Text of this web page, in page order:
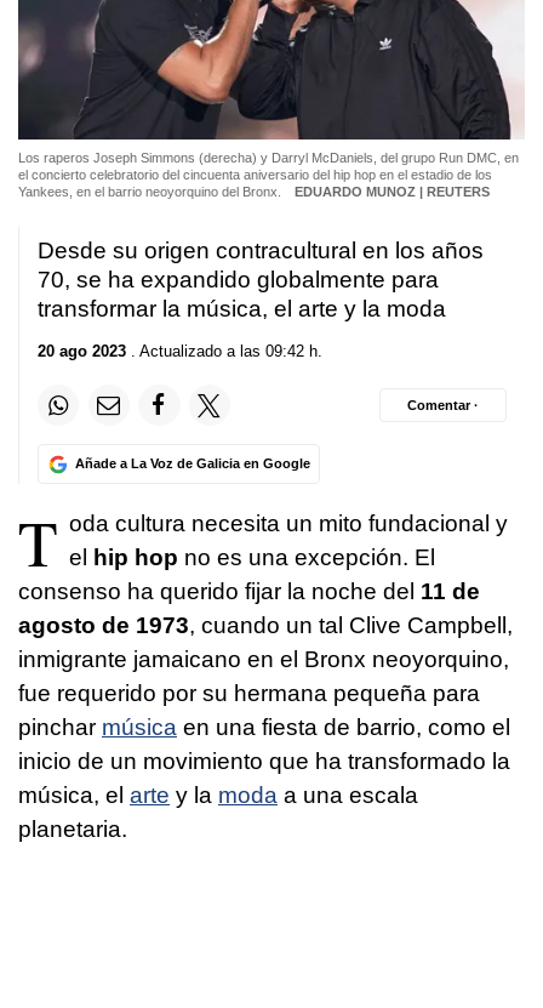
Los raperos Joseph Simmons (derecha) y Darryl McDaniels, del grupo Run DMC, en
el concierto celebratorio del cincuenta aniversario del hip hop en el estadio de los
Yankees, en el barrio neoyorquino del Bronx.
EDUARDO MUNOZ | REUTERS
Desde su origen contracultural en los años
70, se ha expandido globalmente para
transformar la música, el arte y la moda
20 ago 2023 . Actualizado a las 09:42 h.
Añade a La Voz de Galicia en Google
Comentar ·
T oda cultura necesita un mito fundacional y
el
hip hop no es una excepción. El
consenso ha querido fijar la noche del 11 de
agosto de 1973, cuando un tal Clive Campbell,
inmigrante jamaicano en el Bronx neoyorquino,
fue requerido por su hermana pequeña para
pinchar música en una fiesta de barrio, como el
inicio de un movimiento que ha transformado la
música, el arte y la moda a una escala
planetaria.